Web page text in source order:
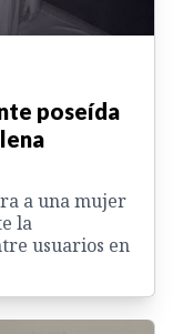
poseída
a una mujer
la
usuarios en